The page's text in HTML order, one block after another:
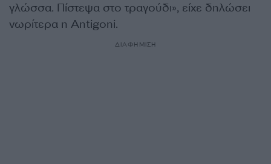
γλώσσα. Πίστεψα στο τραγούδι», είχε δηλώσει
νωρίτερα η Antigoni.
ΔΙΑΦΗΜΙΣΗ